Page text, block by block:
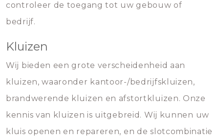
controleer de toegang tot uw gebouw of
bedrijf.
Kluizen
Wij bieden een grote verscheidenheid aan
kluizen, waaronder kantoor-/bedrijfskluizen,
brandwerende kluizen en afstortkluizen. Onze
kennis van kluizen is uitgebreid. Wij kunnen uw
kluis openen en repareren, en de slotcombinatie